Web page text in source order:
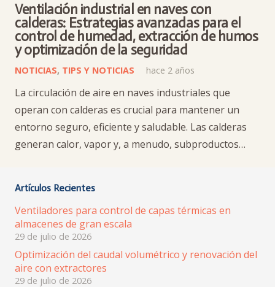
Ventilación industrial en naves con
calderas: Estrategias avanzadas para el
control de humedad, extracción de humos
y optimización de la seguridad
NOTICIAS, TIPS Y NOTICIAS hace 2 años
La circulación de aire en naves industriales que
operan con calderas es crucial para mantener un
entorno seguro, eficiente y saludable. Las calderas
generan calor, vapor y, a menudo, subproductos…
Artículos Recientes
Ventiladores para control de capas térmicas en
almacenes de gran escala
29 de julio de 2026
Optimización del caudal volumétrico y renovación del
aire con extractores
29 de julio de 2026